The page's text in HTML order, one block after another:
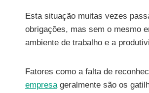
Esta situação muitas vezes
obrigações, mas sem o mesmo
ambiente de trabalho e a
Fatores como a falta de
empresa geralmente são os